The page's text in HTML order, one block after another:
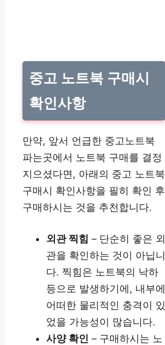
중고 노트북 구매시
확인사항
만약, 앞서 언급한 중고노트북
파는곳에서 노트북 구매를 결정
지으셨다면, 아래의 중고 노트북
구매시 확인사항을 필히 확인 후
구매하시는 것을 추천합니다.
외관 찍힘 – 단순히 좋은 외
관을 확인하는 것이 아닙니
다. 찍힘은 노트북의 낙하
등으로 발생하기에, 내부에
어떠한 물리적인 충격이 있
었을 가능성이 많습니다.
사양 확인 – 구매하시는 노